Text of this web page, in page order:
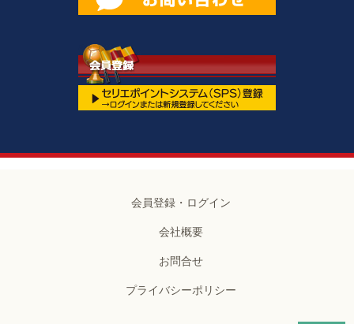
会員登録・ログイン
会社概要
お問合せ
プライバシーポリシー